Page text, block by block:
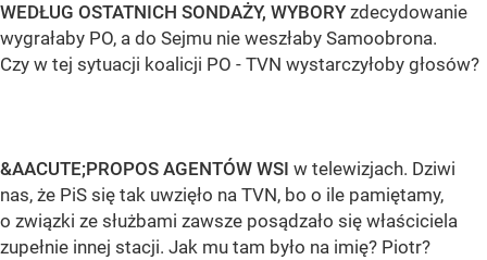
WEDŁUG OSTATNICH SONDAŻY, WYBORY zdecydowanie
wygrałaby PO, a do Sejmu nie weszłaby Samoobrona.
Czy w tej sytuacji koalicji PO - TVN wystarczyłoby głosów?
&AACUTE;PROPOS AGENTÓW WSI w telewizjach. Dziwi
nas, że PiS się tak uwzięło na TVN, bo o ile pamiętamy,
o związki ze służbami zawsze posądzało się właściciela
zupełnie innej stacji. Jak mu tam było na imię? Piotr?